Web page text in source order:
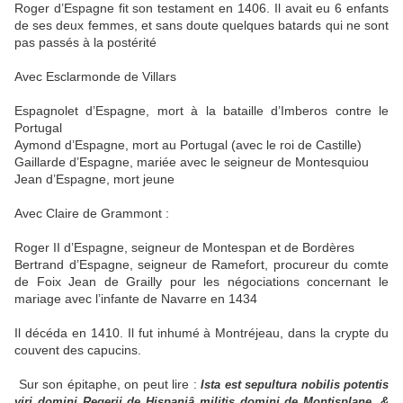
Roger d’Espagne fit son testament en 1406. Il avait eu 6 enfants
de ses deux femmes, et sans doute quelques batards qui ne sont
pas passés à la postérité
Avec Esclarmonde de Villars
Espagnolet d’Espagne, mort à la bataille d’Imberos contre le
Portugal
Aymond d’Espagne, mort au Portugal (avec le roi de Castille)
Gaillarde d’Espagne, mariée avec le seigneur de Montesquiou
Jean d’Espagne, mort jeune
Avec Claire de Grammont :
Roger II d’Espagne, seigneur de Montespan et de Bordères
Bertrand d’Espagne, seigneur de Ramefort, procureur du comte
de Foix Jean de Grailly pour les négociations concernant le
mariage avec l’infante de Navarre en 1434
Il décéda en 1410. Il fut inhumé à Montréjeau, dans la crypte du
couvent des capucins.
Sur son épitaphe, on peut lire : Ista est sepultura nobilis potentis